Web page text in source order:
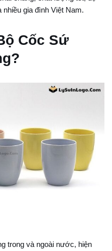
gia đình Việt Nam.
Cốc Sứ
trong và ngoài nước, hiện